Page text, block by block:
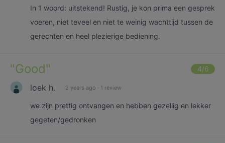
In 1 woord: uitstekend! Rustig, je kon prima een gesprek
voeren, niet teveel en niet te weinig wachttijd tussen de
gerechten en heel plezierige bediening.
"Good" 4/6
loek h. 2 years ago · 1 review
we zijn prettig ontvangen en hebben gezellig en lekker
gegeten/gedronken